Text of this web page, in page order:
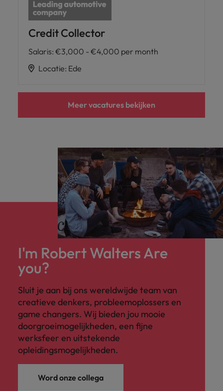
Credit Collector
Salaris: €3,000 - €4,000 per month
Locatie: Ede
Meer vacatures bekijken
I'm Robert Walters Are
you?
Sluit je aan bij ons wereldwijde team van
creatieve denkers, probleemoplossers en
game changers. Wij bieden jou mooie
doorgroeimogelijkheden, een fijne
werksfeer en uitstekende
opleidingsmogelijkheden.
Word onze collega